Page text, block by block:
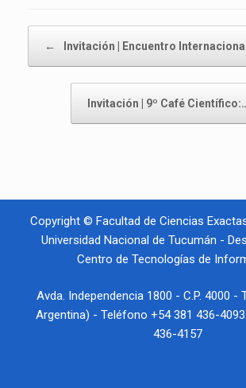
← Invitación | Encuentro
Invitación | 9º Café
Copyright © Facultad de Ciencias
Universidad Nacional de Tucumán -
Centro de Tecnologías de
Avda. Independencia 1800 - C.P. 4000 -
Argentina) - Teléfono +54 381 436-
436-4157